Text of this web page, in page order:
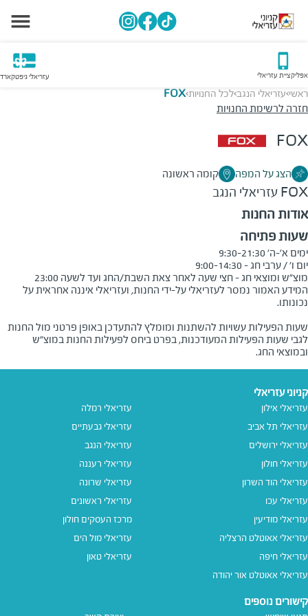
אפליקציית עזריאלי עזריאלי גיפטקארד
ראשי>עזריאלי הנגב>לכל החנויות>
FOX
חזרה לרשימת החנויות
FOX
הצג על המפה קומה ראשונה
FOX עזריאלי הנגב
אודות החנות
שעות פתיחה
מוצ"ש ומוצאי חג - חצי שעה לאחר צאת השבת/החג ועד לשעה 23:00
המידע האמור נמסר לעזריאלי על-ידי החנות, ועזריאלי איננה אחראית על
שעות הפעילות עשויות להשתנות ומומלץ להתעדכן באופן פרטני מול החנות
לגבי שעות הפעילות המעודכנות, בפרט ביחס לפעילות החנות במוצ"ש
ובמוצאי החג.
קניוני עזריאלי
עזריאלי אילון
עזריאלי תל אביב
עזריאלי ירושלים
עזריאלי חולון
עזריאלי הוד השרון
עזריאלי עכו
עזריאלי מודיעין
עזריאלי אאוטלט הרצליה
עזריאלי חיפה
עזריאלי אאוטלט אור יהודה
עזריאלי רמלה
עזריאלי גבעתיים
עזריאלי הנגב
עזריאלי רעננה
עזריאלי שרונה
עזריאלי ראשונים
מרכז העסקים חולון
עזריאלי מול הים
עזריאלי טאון
קישורים נוספים